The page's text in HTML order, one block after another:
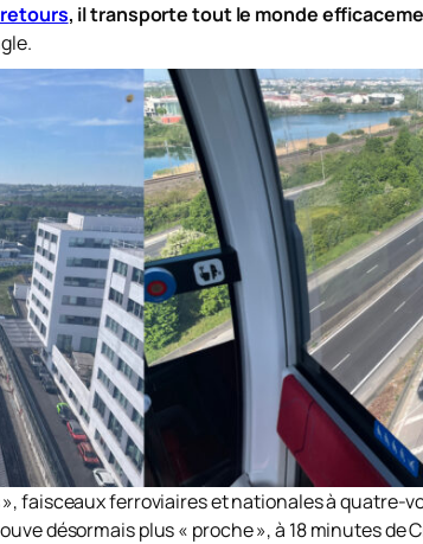
, il transporte tout le monde
faisceaux ferroviaires et nationales à quatre-
désormais plus « proche », à 18 minutes de